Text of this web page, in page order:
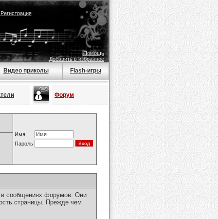
Регистрация
Помощь
Добавить в избранное
Видео приколы Flash-игры
Форум
Имя
Пароль
в сообщениях форумов. Они
страницы. Прежде чем